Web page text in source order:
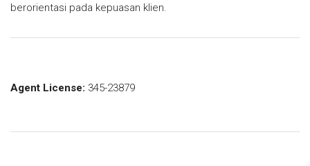
berorientasi pada kepuasan klien.
Agent License: 345-23879